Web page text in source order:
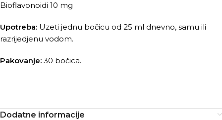
Bioflavonoidi 10 mg
Upotreba: Uzeti jednu bočicu od 25 ml dnevno, samu ili
razrijedjenu vodom.
Pakovanje: 30 bočica.
Dodatne informacije